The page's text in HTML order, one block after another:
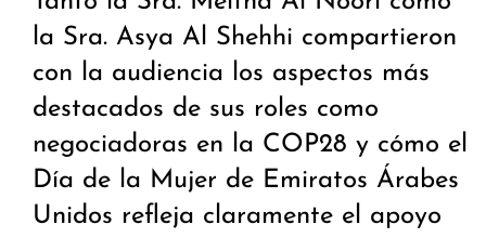
la Sra. Asya Al Shehhi compartieron
con la audiencia los aspectos más
destacados de sus roles como
negociadoras en la COP28 y cómo el
Día de la Mujer de Emiratos Árabes
Unidos refleja claramente el apoyo